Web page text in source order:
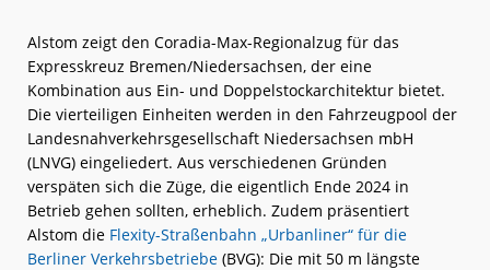
Alstom zeigt den Coradia-Max-Regionalzug für das
Expresskreuz Bremen/Niedersachsen, der eine
Kombination aus Ein- und Doppelstockarchitektur bietet.
Die vierteiligen Einheiten werden in den Fahrzeugpool der
Landesnahverkehrsgesellschaft Niedersachsen mbH
(LNVG) eingeliedert. Aus verschiedenen Gründen
verspäten sich die Züge, die eigentlich Ende 2024 in
Betrieb gehen sollten, erheblich. Zudem präsentiert
Alstom die Flexity-Straßenbahn „Urbanliner“ für die
Berliner Verkehrsbetriebe (BVG): Die mit 50 m längste